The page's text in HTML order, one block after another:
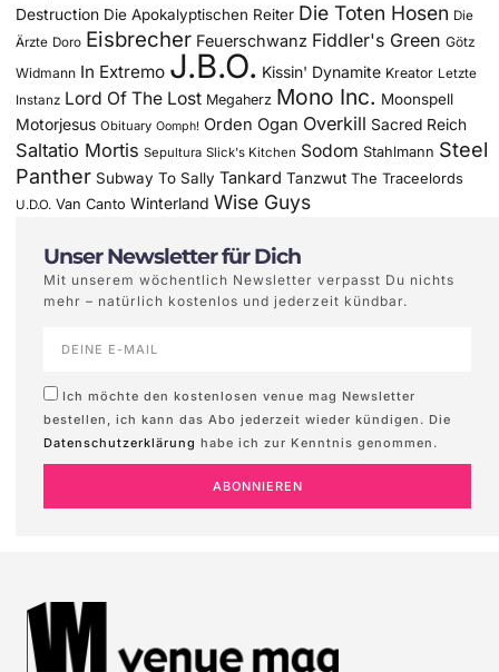
Destruction Die Apokalyptischen Reiter Die Toten Hosen Die
Ärzte Doro Eisbrecher Feuerschwanz Fiddler's Green Götz
Widmann In Extremo J.B.O. Kissin' Dynamite Kreator Letzte
Instanz Lord Of The Lost Megaherz Mono Inc. Moonspell
Motorjesus Obituary Oomph! Orden Ogan Overkill Sacred Reich
Saltatio Mortis Sepultura Slick's Kitchen Sodom Stahlmann Steel
Panther Subway To Sally Tankard Tanzwut The Traceelords
U.D.O. Van Canto Winterland Wise Guys
Unser Newsletter für Dich
Mit unserem wöchentlich Newsletter verpasst Du nichts
mehr – natürlich kostenlos und jederzeit kündbar.
Ich möchte den kostenlosen venue mag Newsletter
bestellen, ich kann das Abo jederzeit wieder kündigen. Die
Datenschutzerklärung habe ich zur Kenntnis genommen.
ABONNIEREN